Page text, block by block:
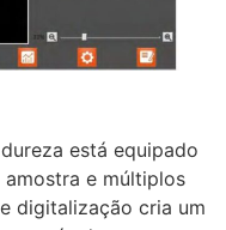
está equipado
e múltiplos
digitalização cria um